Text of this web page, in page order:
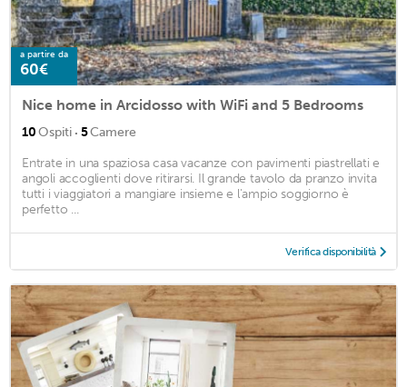
a partire da
60€
Nice home in Arcidosso with WiFi and 5 Bedrooms
10Ospiti · 5Camere
Entrate in una spaziosa casa vacanze con pavimenti piastrellati e
angoli accoglienti dove ritirarsi. Il grande tavolo da pranzo invita
tutti i viaggiatori a mangiare insieme e l'ampio soggiorno è
perfetto ...
Verifica disponibilità